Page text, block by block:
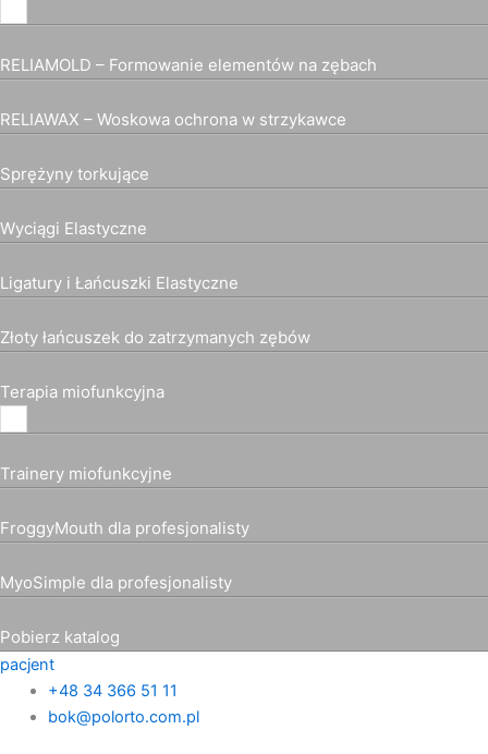
RELIAMOLD – Formowanie elementów na zębach
RELIAWAX – Woskowa ochrona w strzykawce
Sprężyny torkujące
Wyciągi Elastyczne
Ligatury i Łańcuszki Elastyczne
Złoty łańcuszek do zatrzymanych zębów
Terapia miofunkcyjna
Trainery miofunkcyjne
FroggyMouth dla profesjonalisty
MyoSimple dla profesjonalisty
Pobierz katalog
pacjent
+48 34 366 51 11
bok@polorto.com.pl